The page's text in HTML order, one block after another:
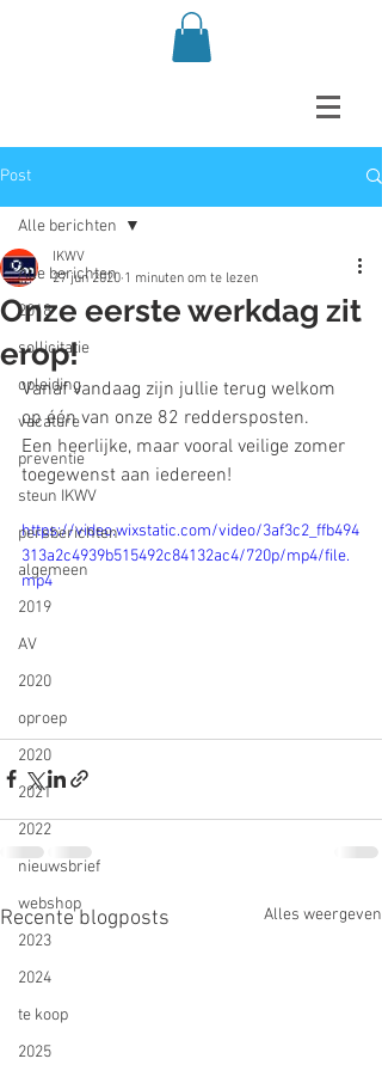
Post
Alle berichten
2018
sollicitatie
opleiding
vacature
preventie
steun IKWV
persberichten
algemeen
2019
AV
2020
oproep
2020
2021
2022
nieuwsbrief
webshop
2023
2024
te koop
2025
Alle berichten
Onze eerste werkdag zit
erop!
IKWV
27 jun 2020 1 minuten om te lezen
Vanaf vandaag zijn jullie terug welkom
op één van onze 82 reddersposten.
Een heerlijke, maar vooral veilige zomer
toegewenst aan iedereen!
https://video.wixstatic.com/video/3af3c2_ffb494
313a2c4939b515492c84132ac4/720p/mp4/file.
mp4
Recente blogposts Alles weergeven